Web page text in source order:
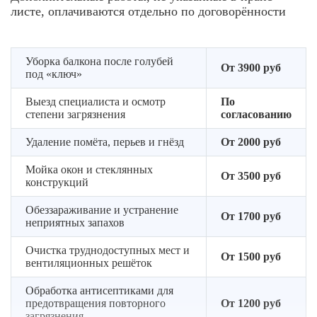
Организация
без
повреждения
поверхностей
и
Проведение
сухой
влажной
уборки
для
идеального
результата
сдача
объекта
листе, оплачиваются отдельно по договорённости
Уборка балкона после голубей
под «ключ»
От 3900 руб
Выезд специалиста и осмотр
степени загрязнения
По
согласованию
Удаление помёта, перьев и гнёзд От 2000 руб
Мойка окон и стеклянных
конструкций
От 3500 руб
Обеззараживание и устранение
неприятных запахов
От 1700 руб
Очистка труднодоступных мест и
вентиляционных решёток
От 1500 руб
Обработка антисептиками для
предотвращения повторного
От 1200 руб